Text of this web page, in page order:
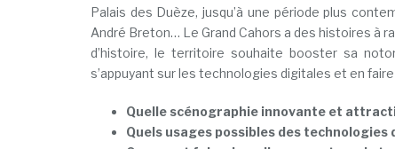
Palais des Duèze, jusqu’à une période plus
André Breton… Le Grand Cahors a des histoires à
d’histoire, le territoire souhaite booster sa
s’appuyant sur les technologies digitales et en
Quelle scénographie innovante et
Quels usages possibles des